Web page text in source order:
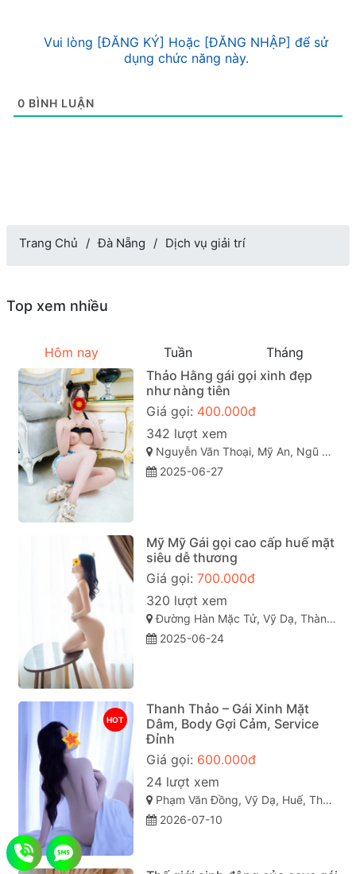
Vui lòng [ĐĂNG KÝ] Hoặc [ĐĂNG NHẬP] để sử
dụng chức năng này.
0 BÌNH LUẬN
Trang Chủ Đà Nẵng Dịch vụ giải trí
Top xem nhiều
Hôm nay Tuần
Tháng
Thảo Hằng gái gọi xinh đẹp
như nàng tiên
Giá gọi: 400.000đ
342 lượt xem
Nguyễn Văn Thoại, Mỹ An, Ngũ Hành Sơn, Đà Nẵng
2025-06-27
Mỹ Mỹ Gái gọi cao cấp huế mặt
siêu dễ thương
Giá gọi: 700.000đ
320 lượt xem
Đường Hàn Mặc Tử, Vỹ Dạ, Thành phố Huế
2025-06-24
HOT
Thanh Thảo – Gái Xinh Mặt
Dâm, Body Gợi Cảm, Service
Đỉnh
Giá gọi: 600.000đ
24 lượt xem
Phạm Văn Đồng, Vỹ Dạ, Huế, Thừa Thiên Huế
2026-07-10